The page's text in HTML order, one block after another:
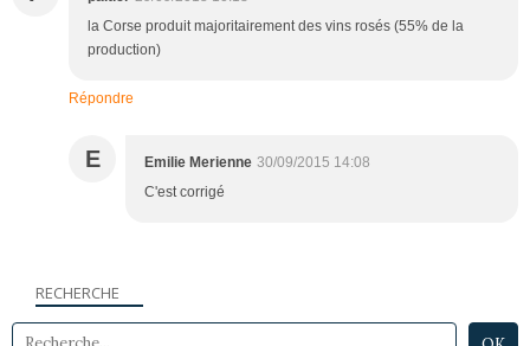
la Corse produit majoritairement des vins rosés (55% de la
production)
Répondre
E Emilie Merienne 30/09/2015 14:08
C'est corrigé
RECHERCHE